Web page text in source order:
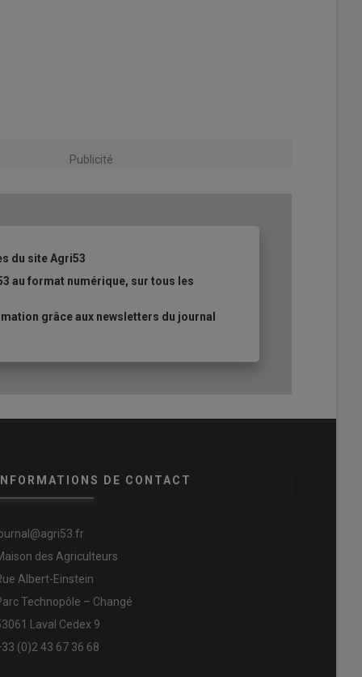
Publicité
du site Agri53
au format numérique, sur tous les
grâce aux newsletters du journal
INFORMATIONS DE CONTACT
des Agriculteurs
Albert-Einstein
Technopôle – Changé
Laval Cedex 9
(0)2 43 67 36 68